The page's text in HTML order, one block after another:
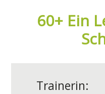
60+ Ein
Trainerin: